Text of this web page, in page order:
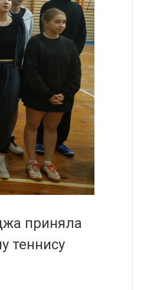
приняла
теннису